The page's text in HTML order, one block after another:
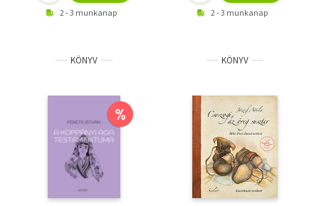
2 - 3 munkanap 2 - 3 munkanap
KÖNYV
%
KÖNYV